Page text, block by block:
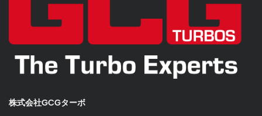
株式会社GCGターボ